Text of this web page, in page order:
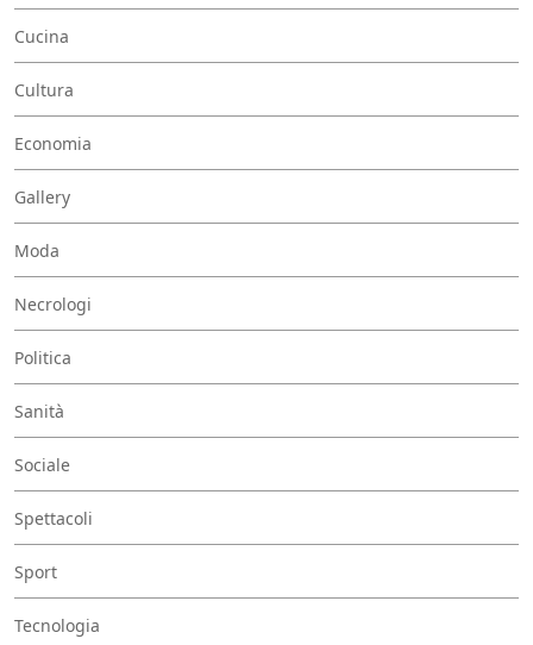
Cucina
Cultura
Economia
Gallery
Moda
Necrologi
Politica
Sanità
Sociale
Spettacoli
Sport
Tecnologia